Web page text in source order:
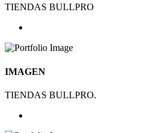
TIENDAS BULLPRO
IMAGEN
TIENDAS BULLPRO.